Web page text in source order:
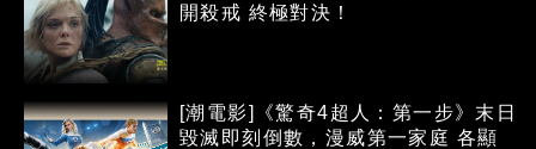
開殺戒 終極對決！
[潮電影]《驚奇4超人：第一步》末日
毀滅即刻倒數，漫威第一家庭 各顯